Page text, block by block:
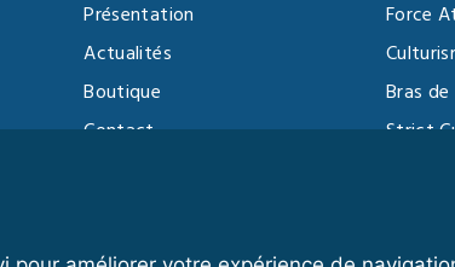
Présentation
Actualités
Boutique
Contact
Force
Bras
Strict